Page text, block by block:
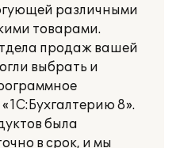
различными
товарами.
продаж вашей
выбрать и
8».
была
в срок, и мы